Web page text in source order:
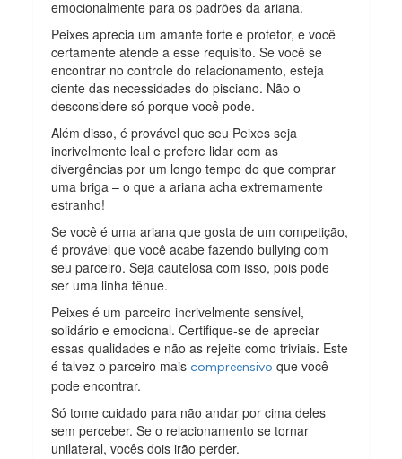
emocionalmente para os padrões da ariana.
Peixes aprecia um amante forte e protetor, e você
certamente atende a esse requisito. Se você se
encontrar no controle do relacionamento, esteja
ciente das necessidades do pisciano. Não o
desconsidere só porque você pode.
Além disso, é provável que seu Peixes seja
incrivelmente leal e prefere lidar com as
divergências por um longo tempo do que comprar
uma briga – o que a ariana acha extremamente
estranho!
Se você é uma ariana que gosta de um competição,
é provável que você acabe fazendo bullying com
seu parceiro. Seja cautelosa com isso, pois pode
ser uma linha tênue.
Peixes é um parceiro incrivelmente sensível,
solidário e emocional. Certifique-se de apreciar
essas qualidades e não as rejeite como triviais. Este
é talvez o parceiro maiscompreensivo que você
pode encontrar.
Só tome cuidado para não andar por cima deles
sem perceber. Se o relacionamento se tornar
unilateral, vocês dois irão perder.